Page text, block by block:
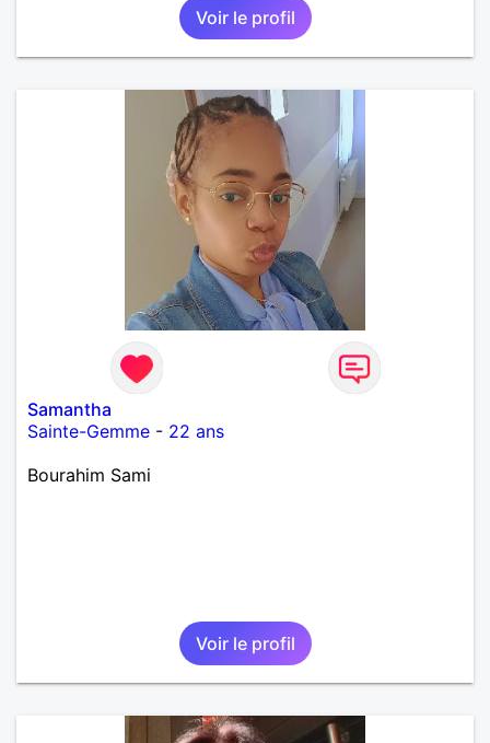
Voir le profil
Samantha
Sainte-Gemme - 22 ans
Bourahim Sami
Voir le profil